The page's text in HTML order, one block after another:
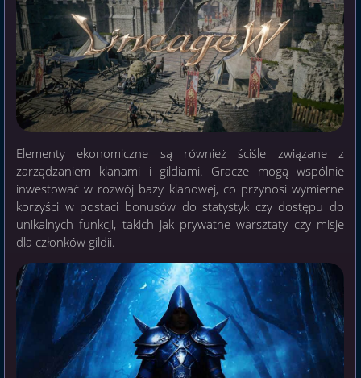
Elementy ekonomiczne są również ściśle związane z
zarządzaniem klanami i gildiami. Gracze mogą wspólnie
inwestować w rozwój bazy klanowej, co przynosi wymierne
korzyści w postaci bonusów do statystyk czy dostępu do
unikalnych funkcji, takich jak prywatne warsztaty czy misje
dla członków gildii.